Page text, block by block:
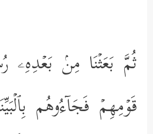
ثُمَّ بَعَثۡنَا مِنۢ بَعۡدِهِۦ
قَوۡمِهِمۡ فَجَاۤءُوهُم